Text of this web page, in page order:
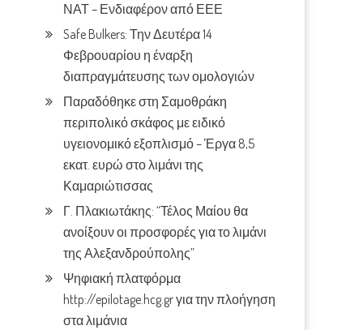
ΝΑΤ – Ενδιαφέρον από ΕΕΕ
Safe Bulkers: Την Δευτέρα 14
Φεβρουαρίου η έναρξη
διαπραγμάτευσης των ομολογιών
Παραδόθηκε στη Σαμοθράκη
περιπολικό σκάφος με ειδικό
υγειονομικό εξοπλισμό – Έργα 8,5
εκατ. ευρώ στο λιμάνι της
Καμαριώτισσας
Γ. Πλακιωτάκης: “Τέλος Μαίου θα
ανοίξουν οι προσφορές για το λιμάνι
της Αλεξανδρούπολης”
Ψηφιακή πλατφόρμα
http://epilotage.hcg.gr για την πλοήγηση
στα λιμάνια